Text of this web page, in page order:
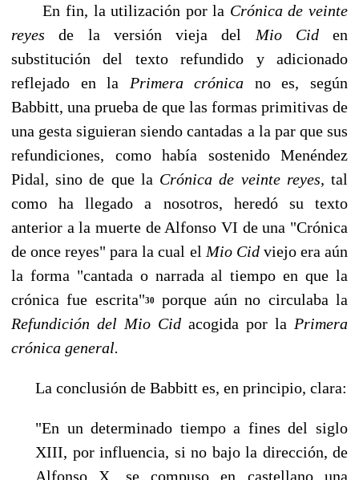
En fin, la utilización por la Crónica de veinte
reyesde la versión vieja del Mio Cid en
substitución del texto refundido y adicionado
reflejado en la Primera crónica no es, se­gún
Babbitt, una prueba de que las formas primitivas de
una gesta siguieran siendo can­tadas a la par que sus
refundiciones, como había sostenido Menéndez
Pidal, sino de que la Crónica de veinte reyes,tal
como ha llegado a nosotros, heredó su texto
anterior a la muerte de Alfonso VI de una "Crónica
de once reyes" para la cual el Mio Cid viejo era aún
la forma "cantada o narrada al tiempo en que la
crónica fue escrita"30
porque aún no circulaba la
Refundición del Mio Cid acogida por la Primera
crónica general.
La conclusión de Babbitt es, en principio, clara:
"En un determinado tiempo a fines del siglo
XIII, por influencia, si no bajo la dirección, de
Alfonso X, se compuso en castellano una